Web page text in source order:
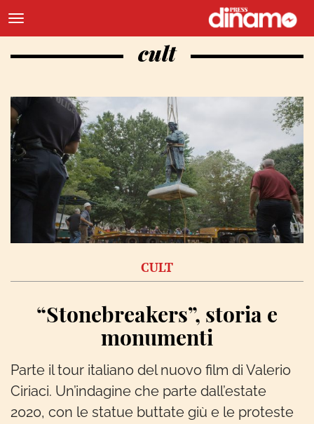
cult
CULT
“Stonebreakers”, storia e
monumenti
Parte il tour italiano del nuovo film di Valerio
Ciriaci. Un’indagine che parte dall’estate
2020, con le statue buttate giù e le proteste